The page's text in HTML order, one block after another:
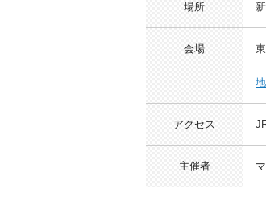
場所
会場
アクセス
主催者